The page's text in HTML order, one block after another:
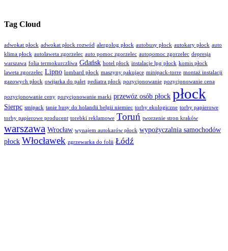
Tag Cloud
adwokat płock adwokat płock rozwód alergolog płock autobusy płock autokary płock auto
klima płock autolaweta zgorzelec auto pomoc zgorzelec autopomoc zgorzelec depresja
warszawa folia termokurczliwa Gdańsk hotel płock instalacje lpg płock komis płock
laweta zgorzelec Lipno lombard płock maszyny pakujące minipack-torre montaż instalacji
gazowych płock owijarka do palet pediatra płock pozycjonowanie pozycjonowanie cena
pozycjonowanie ceny pozycjonowanie marki przewóz osób płock płock
Sierpc smipack tanie busy do holandii belgii niemiec torby ekologiczne torby papierowe
torby papierowe producent torebki reklamowe Toruń tworzenie stron kraków
warszawa Wrocław wynajem autokarów płock wypożyczalnia samochodów
płock Włocławek zgrzewarka do folii Łódź